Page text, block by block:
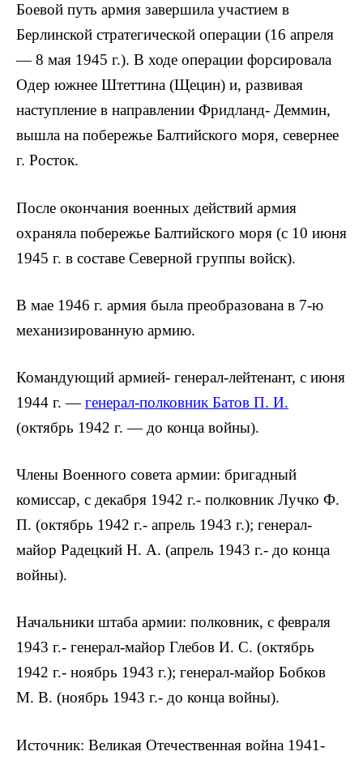
Боевой путь армия завершила учас­тием в
Берлинской стратегической опе­рации (16 апреля
— 8 мая 1945 г.). В ходе операции форсировала
Одер южнее Штеттина (Щецин) и, развивая
наступ­ление в направлении Фридланд- Деммин,
вышла на побережье Балтийского моря, севернее
г. Росток.
После окончания военных действий армия
охраняла побережье Балтийско­го моря (с 10 июня
1945 г. в составе Се­верной группы войск).
В мае 1946 г. армия была преобразо­вана в 7-ю
механизированную армию.
Командующий армией- генерал-лейтенант, с июня
1944 г. —генерал-пол­ковник Батов П. И.
(октябрь 1942 г. — до конца войны).
Члены Военного совета армии: бри­гадный
комиссар, с декабря 1942 г.- полковник Лучко Ф.
П. (октябрь 1942 г.- апрель 1943 г.); генерал-
майор Радецкий Н. А. (апрель 1943 г.- до кон­ца
войны).
Начальники штаба армии: полков­ник, с февраля
1943 г.- генерал-майор Глебов И. С. (октябрь
1942 г.- ноябрь 1943 г.); генерал-майор Бобков
М. В. (но­ябрь 1943 г.- до конца войны).
Источник: Великая Отечественная война 1941-